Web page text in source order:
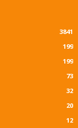
3841
199
199
73
32
20
12